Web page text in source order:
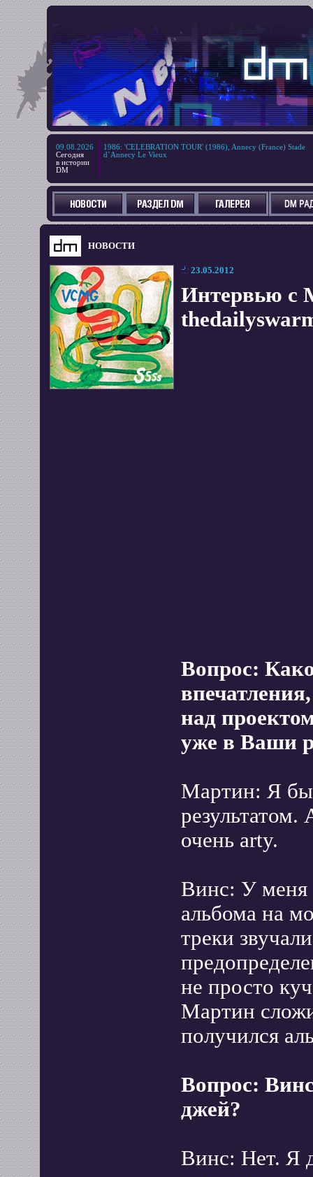
09.08.2026
Сегодня
в истории
DM
1986: 'CELEBRATION TOUR' (1986), Annecy (France) Stade
d`Annecy Le Vieux
НОВОСТИ
23.05.2012
Интервью с
Вопрос:
над
уже в Ваши
Мартин: Я
очень arty.
Винс: У меня
альбома на
треки
не просто
Мартин
получился
Вопрос:
джей?
Винс: Нет. Я